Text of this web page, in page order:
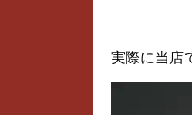
実際に当店